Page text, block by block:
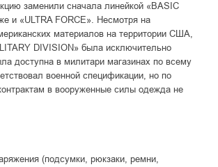
заменили сначала линейкой «BASIC
и «ULTRA FORCE». Несмотря на
материалов на территории США,
DIVISION» была исключительно
доступна в милитари магазинах по всему
военной спецификации, но по
в вооруженные силы одежда не
(подсумки, рюкзаки, ремни,